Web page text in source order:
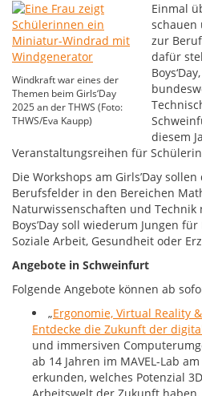
Windkraft war eines der
Themen beim Girls‘Day
2025 an der THWS (Foto:
THWS/Eva Kaupp)
Einmal
schauen
zur
dafür
diesem
Veranstaltungsreihen für
Die Workshops am Girls’Day
Berufsfelder in den Bereichen
Naturwissenschaften und
Boys’Day soll wiederum Jungen
Soziale Arbeit, Gesundheit oder
Angebote in Schweinfurt
Folgende Angebote können ab
„Ergonomie, Virtual Reality
Entdecke die Zukunft der
und immersiven
ab 14 Jahren im MAVEL-Lab
erkunden, welches Potenzial